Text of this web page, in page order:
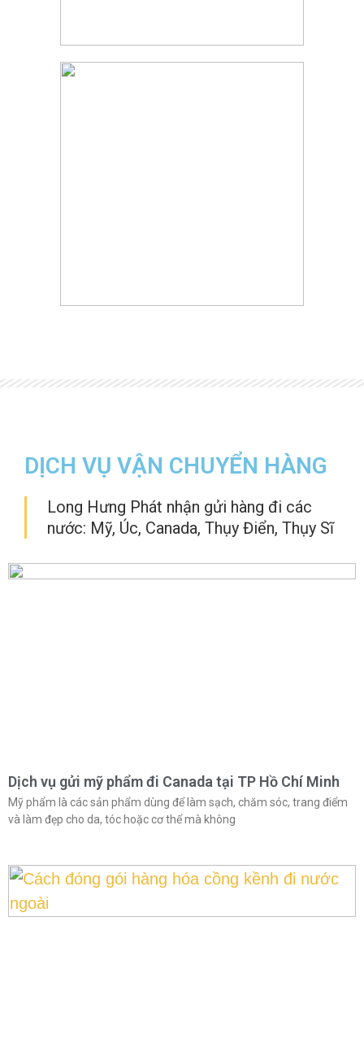
DỊCH VỤ VẬN CHUYỂN HÀNG
Long Hưng Phát nhận gửi hàng đi các
nước: Mỹ, Úc, Canada, Thụy Điển, Thụy Sĩ
Dịch vụ gửi mỹ phẩm đi Canada tại TP Hồ Chí Minh
Mỹ phẩm là các sản phẩm dùng để làm sạch, chăm sóc, trang điểm
và làm đẹp cho da, tóc hoặc cơ thể mà không